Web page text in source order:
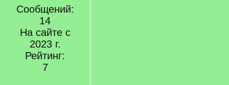
Сообщений:
14
На сайте с
2023 г.
Рейтинг:
7